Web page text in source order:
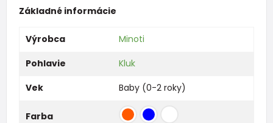
Základné informácie
Výrobca
Minoti
Pohlavie
Kluk
Vek
Baby (0-2 roky)
Farba